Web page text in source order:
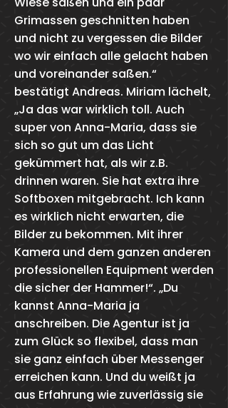
Grimassen geschnitten haben
und nicht zu vergessen die Bilder
wo wir einfach alle gelacht haben
und voreinander saßen.“
bestätigt Andreas. Miriam lächelt,
„Ja das war wirklich toll. Auch
super von Anna-Maria, dass sie
sich so gut um das Licht
gekümmert hat, als wir z.B.
drinnen waren. Sie hat extra ihre
Softboxen mitgebracht. Ich kann
es wirklich nicht erwarten, die
Bilder zu bekommen. Mit ihrer
Kamera und dem ganzen anderen
professionellen Equipment werden
die sicher der Hammer!“. „Du
kannst Anna-Maria ja
anschreiben. Die Agentur ist ja
zum Glück so flexibel, dass man
sie ganz einfach über Messenger
erreichen kann. Und du weißt ja
aus Erfahrung wie zuverlässig sie